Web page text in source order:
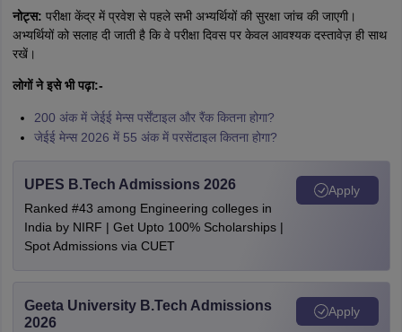
नोट्स: परीक्षा केंद्र में प्रवेश से पहले सभी अभ्यर्थियों की सुरक्षा जांच की जाएगी।
अभ्यर्थियों को सलाह दी जाती है कि वे परीक्षा दिवस पर केवल आवश्यक दस्तावेज़ ही साथ
रखें।
लोगों ने इसे भी पढ़ा:-
200 अंक में जेईई मेन्स पर्सेंटाइल और रैंक कितना होगा?
जेईई मेन्स 2026 में 55 अंक में परसेंटाइल कितना होगा?
UPES B.Tech Admissions 2026
Ranked #43 among Engineering colleges in
India by NIRF | Get Upto 100% Scholarships |
Spot Admissions via CUET
Apply
Geeta University B.Tech Admissions
2026
Apply